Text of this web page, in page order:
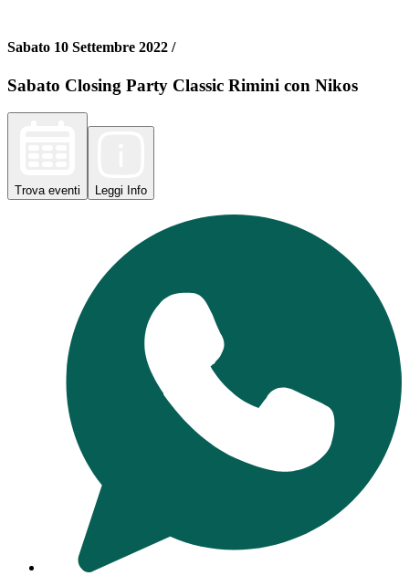
Sabato 10 Settembre 2022 /
Sabato Closing Party Classic Rimini con Nikos
Trova eventi Leggi Info